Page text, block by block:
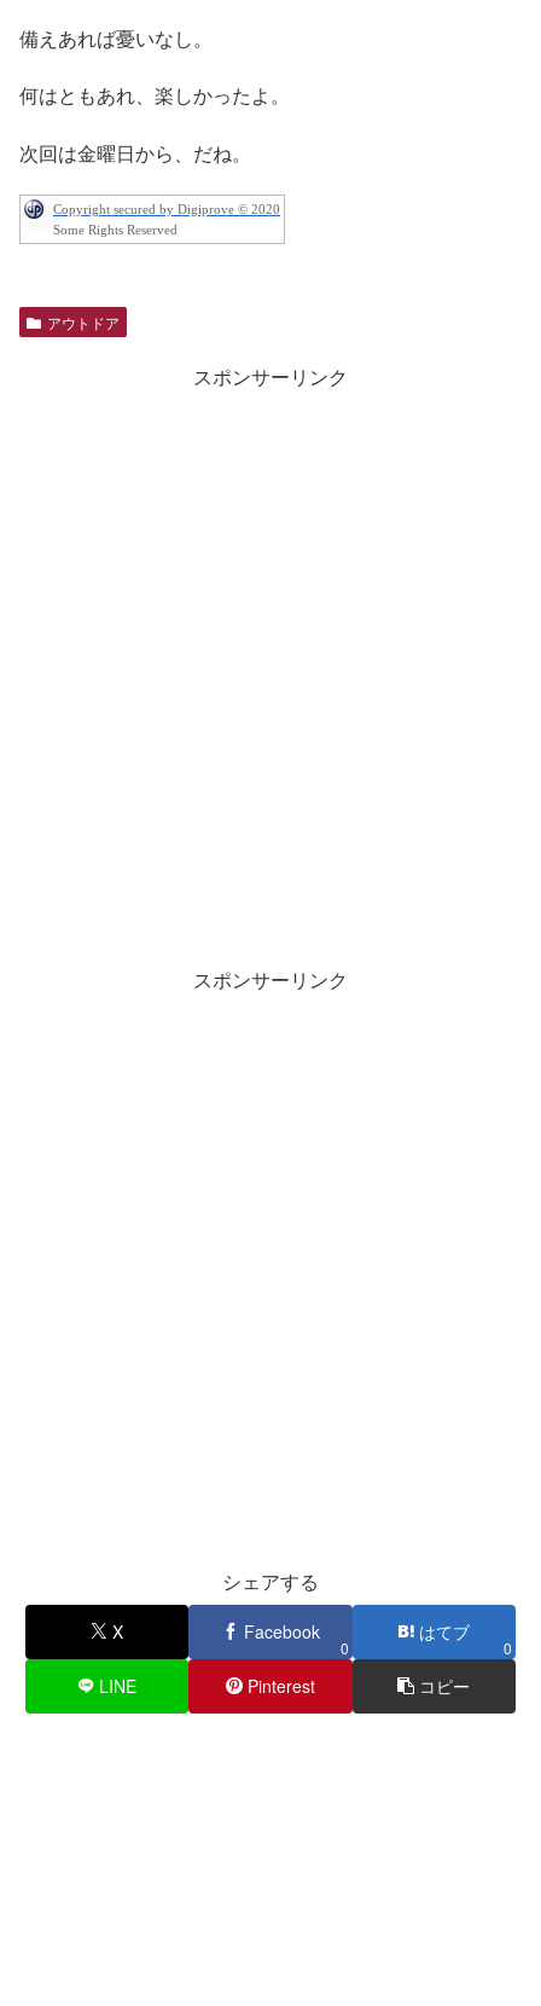
備えあれば憂いなし。
何はともあれ、楽しかったよ。
次回は金曜日から、だね。
Copyright secured by Digiprove © 2020
Some Rights Reserved
アウトドア
スポンサーリンク
スポンサーリンク
シェアする
X Facebook
0
はてブ
0
LINE Pinterest コピー